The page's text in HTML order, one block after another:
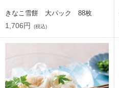
きなこ雪餅 大パック 88枚
1,706円 (税込)